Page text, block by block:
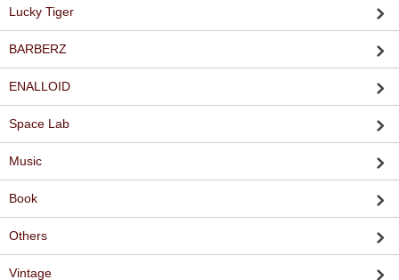
Lucky Tiger
BARBERZ
ENALLOID
Space Lab
Music
Book
Others
Vintage